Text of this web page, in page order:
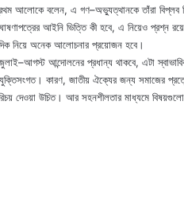
আলোকে বলেন, এ গণ–অভ্যুত্থানকে তাঁরা বিপ্লব
আইনি ভিত্তি কী হবে, এ নিয়েও প্রশ্ন
নিয়ে অনেক আলোচনার প্রয়োজন হবে।
আন্দোলনের প্রধান্য থাকবে, এটা
কারণ, জাতীয় ঐক্যের জন্য সমাজের
দেওয়া উচিত। আর সহনশীলতার মাধ্যমে